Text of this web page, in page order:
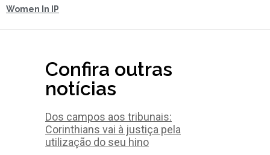
Women In IP
Confira outras
notícias
Dos campos aos tribunais:
Corinthians vai à justiça pela
utilização do seu hino